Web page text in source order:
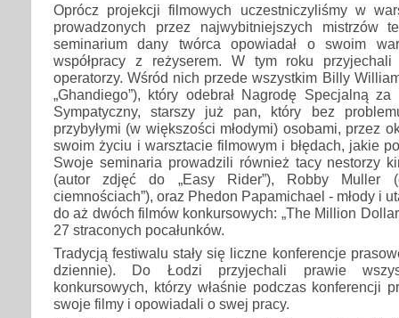
Oprócz projekcji filmowych uczestniczyliśmy w
prowadzonych przez najwybitniejszych mistrzów
seminarium dany twórca opowiadał o swoim
współpracy z reżyserem. W tym roku przyjechali
operatorzy. Wśród nich przede wszystkim Billy
„Ghandiego”), który odebrał Nagrodę Specjalną za
Sympatyczny, starszy już pan, który bez
przybyłymi (w większości młodymi) osobami, przez
swoim życiu i warsztacie filmowym i błędach, jakie
Swoje seminaria prowadzili również tacy nestorzy
(autor zdjęć do „Easy Rider”), Robby Muller
ciemnościach”), oraz Phedon Papamichael - młody i
do aż dwóch filmów konkursowych: „The Million
27 straconych pocałunków.
Tradycją festiwalu stały się liczne konferencje
dziennie). Do Łodzi przyjechali prawie
konkursowych, którzy właśnie podczas konferencji
swoje filmy i opowiadali o swej pracy.